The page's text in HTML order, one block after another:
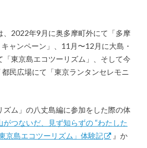
、2022年9月に奥多摩町外にて「多摩
ャンペーン」、11月〜12月に大島・
「東京島エコツーリズム」、そして今
民広場にて「東京ランタンセレモニ
ズム」の八丈島編に参加をした際の体
がつないだ、見ず知らずの “わたした
京島エコツーリズム」体験記
』か